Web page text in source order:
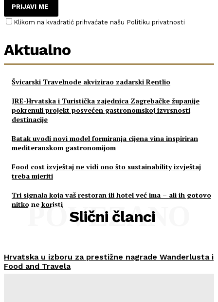
PRIJAVI ME
Klikom na kvadratić prihvaćate našu Politiku privatnosti
Aktualno
Švicarski Travelnode akvizirao zadarski Rentlio
JRE-Hrvatska i Turistička zajednica Zagrebačke županije
pokrenuli projekt posvećen gastronomskoj izvrsnosti
destinacije
Batak uvodi novi model formiranja cijena vina inspiriran
mediteranskom gastronomijom
Food cost izvještaj ne vidi ono što sustainability izvještaj
treba mjeriti
Tri signala koja vaš restoran ili hotel već ima – ali ih gotovo
nitko ne koristi
Slični članci
POVEZANO
Hrvatska u izboru za prestižne nagrade Wanderlusta i
Food and Travela